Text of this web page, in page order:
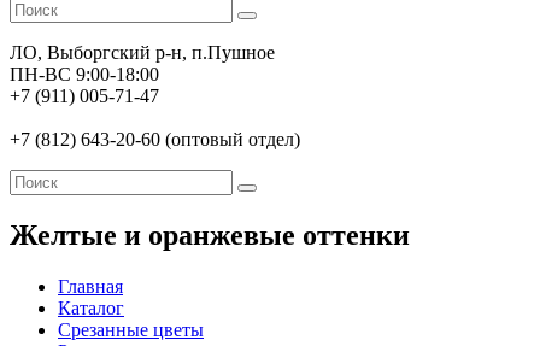
ЛО, Выборгский р-н, п.Пушное
ПН-ВС 9:00-18:00
+7 (911) 005-71-47
+7 (812) 643-20-60 (оптовый отдел)
Желтые и оранжевые оттенки
Главная
Каталог
Срезанные цветы